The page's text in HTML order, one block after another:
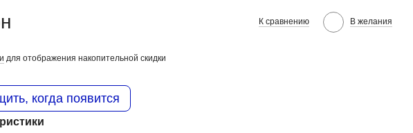
К сравнению В желания
для отображения накопительной скидки
когда появится